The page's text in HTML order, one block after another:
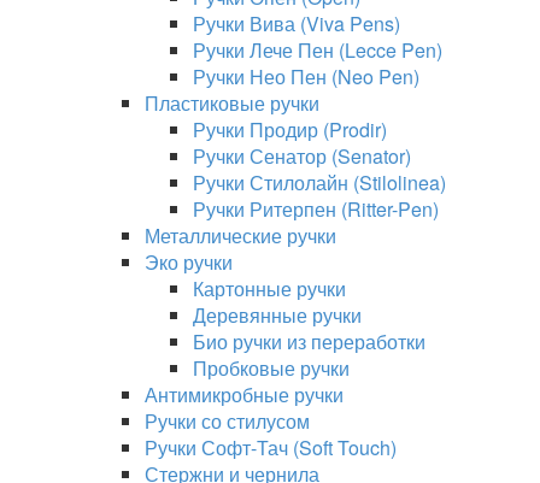
Ручки Вива (Viva Pens)
Ручки Лече Пен (Lecce Pen)
Ручки Нео Пен (Neo Pen)
Пластиковые ручки
Ручки Продир (Prodir)
Ручки Сенатор (Senator)
Ручки Стилолайн (Stilolinea)
Ручки Ритерпен (Ritter-Pen)
Металлические ручки
Эко ручки
Картонные ручки
Деревянные ручки
Био ручки из переработки
Пробковые ручки
Антимикробные ручки
Ручки со стилусом
Ручки Софт-Тач (Soft Touch)
Стержни и чернила